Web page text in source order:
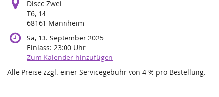
Disco Zwei
T6, 14
68161 Mannheim
Sa, 13. September 2025
Einlass: 23:00 Uhr
Zum Kalender hinzufügen
Alle Preise zzgl. einer Servicegebühr von 4 % pro Bestellung.